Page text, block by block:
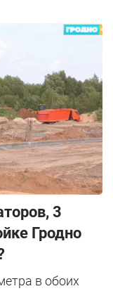
3
Гродно
в обоих